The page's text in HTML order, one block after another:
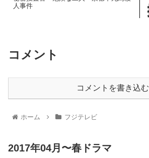
人事件
コメント
コメントを書き込む
ホーム フジテレビ
2017年04月〜春ドラマ